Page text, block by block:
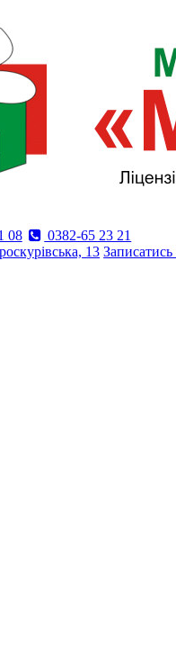
08
0382-65 23 21
13